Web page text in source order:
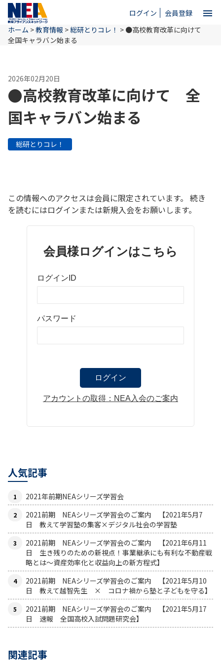
ログイン 会員登録 menu
ホーム
NEAとは
教育情報
ホーム >教育情報 >総研とりコレ！ > ●高校教育改革に向けて
全国キャラバン始まる
2026年02月20日
●高校教育改革に向けて 全
国キャラバン始まる
総研とりコレ！
この情報へのアクセスは会員に限定されています。 続き
を読むにはログインまたは新規入会をお願いします。
会員様ログインはこちら
ログインID
パスワード
アカウントの取得：NEA入会のご案内
人気記事
2021年前期NEAシリーズ学習会
2021前期 NEAシリーズ学習会のご案内 【2021年5月7
日 教えて学習塾の集客×デジタル社会の学習塾
2021前期 NEAシリーズ学習会のご案内 【2021年6月11
日 生き残りのための新視点！事業継承にも有利な不動産戦
略とは〜資産効率化と収益向上の新方程式】
2021前期 NEAシリーズ学習会のご案内 【2021年5月10
日 教えて越智先生 × コロナ禍から塾と子どもを守る】
2021前期 NEAシリーズ学習会のご案内 【2021年5月17
日 速報 全国高校入試問題研究会】
関連記事